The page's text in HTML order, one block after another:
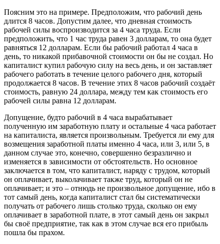
Поясним это на примере. Предположим, что рабочий день
длится 8 часов. Допустим далее, что дневная стоимость
рабочей силы воспроизводится за 4 часа труда. Если
предположить, что 1 час труда равен 3 долларам, то она будет
равняться 12 долларам. Если бы рабочий работал 4 часа в
день, то никакой прибавочной стоимости он бы не создал. Но
капиталист купил рабочую силу на весь день, и он заставляет
рабочего работать в течение целого рабочего дня, который
продолжается 8 часов. В течение этих 8 часов рабочий создаёт
стоимость, равную 24 доллара, между тем как стоимость его
рабочей силы равна 12 долларам.
Допущение, будто рабочий в 4 часа вырабатывает
полученную им заработную плату и остальные 4 часа работает
на капиталиста, является произвольным. Требуется ли ему для
возмещения заработной платы именно 4 часа, или 3, или 5, в
данном случае это, конечно, совершенно безразлично и
изменяется в зависимости от обстоятельств. Но основное
заключается в том, что капиталист, наряду с трудом, который
он оплачивает, выколачивает также труд, который он не
оплачивает; и это – отнюдь не произвольное допущение, ибо в
тот самый день, когда капиталист стал бы систематически
получать от рабочего лишь столько труда, сколько он ему
оплачивает в заработной плате, в этот самый день он закрыл
бы своё предприятие, так как в этом случае вся его прибыль
пошла бы прахом.